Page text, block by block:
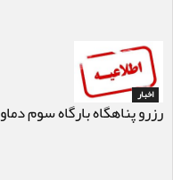
اخبار
رزرو پناهگاه بارگاه سوم